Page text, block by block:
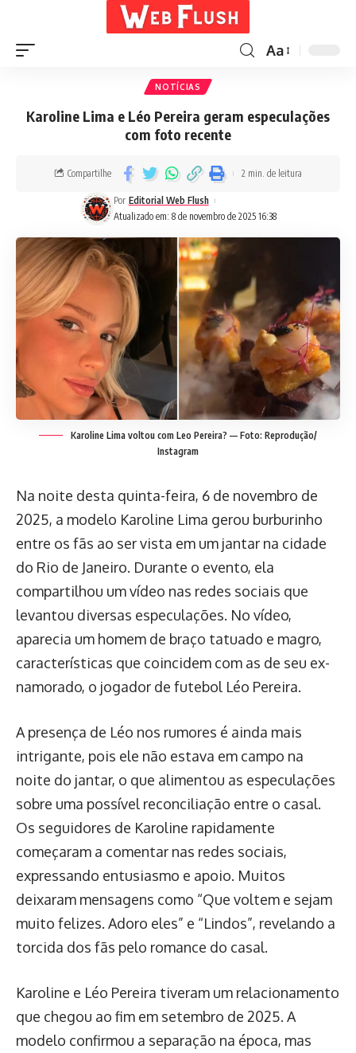
Aa
NOTÍCIAS
Karoline Lima e Léo Pereira geram especulações
com foto recente
Atualizado em: 8 de novembro de 2025 16:38
Por Editorial Web Flush
Compartilhe 2 min. de leitura
Karoline Lima voltou com Leo Pereira? — Foto: Reprodução/
Instagram
Na noite desta quinta-feira, 6 de novembro de
2025, a modelo Karoline Lima gerou burburinho
entre os fãs ao ser vista em um jantar na cidade
do Rio de Janeiro. Durante o evento, ela
compartilhou um vídeo nas redes sociais que
levantou diversas especulações. No vídeo,
aparecia um homem de braço tatuado e magro,
características que coincidem com as de seu ex-
namorado, o jogador de futebol Léo Pereira.
A presença de Léo nos rumores é ainda mais
intrigante, pois ele não estava em campo na
noite do jantar, o que alimentou as especulações
sobre uma possível reconciliação entre o casal.
Os seguidores de Karoline rapidamente
começaram a comentar nas redes sociais,
expressando entusiasmo e apoio. Muitos
deixaram mensagens como “Que voltem e sejam
muito felizes. Adoro eles” e “Lindos”, revelando a
torcida dos fãs pelo romance do casal.
Karoline e Léo Pereira tiveram um relacionamento
que chegou ao fim em setembro de 2025. A
modelo confirmou a separação na época, mas